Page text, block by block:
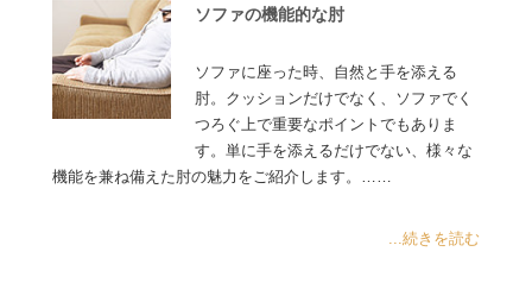
ソファの機能的な肘
ソファに座った時、自然と手を添える
肘。クッションだけでなく、ソファでく
つろぐ上で重要なポイントでもありま
す。単に手を添えるだけでない、様々な
機能を兼ね備えた肘の魅力をご紹介します。……
...続きを読む